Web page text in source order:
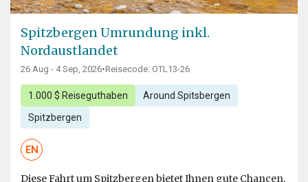
Spitzbergen Umrundung inkl.
Nordaustlandet
26 Aug - 4 Sep, 2026•Reisecode: OTL13-26
1.000 $ Reiseguthaben Around Spitsbergen
Spitzbergen
EN
Diese Fahrt um Spitzbergen bietet Ihnen gute Chancen,